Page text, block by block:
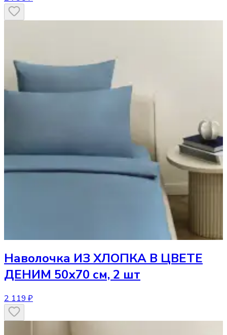
Наволочка ИЗ ХЛОПКА В ЦВЕТЕ
ДЕНИМ 50х70 см, 2 шт
2 119 ₽